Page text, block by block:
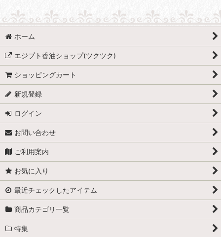
シングル香油(花,果実,ムスク,鉱物など)
ブレンド香油(王,女王,王妃,神官)
ブレンド香油(スペシャルブレンド)
講座・体験会・WS お申し込み
ホーム
エジプト香油ショップ(ツクツク)
ショッピングカート
新規登録
ログイン
お問い合わせ
ご利用案内
お気に入り
最近チェックしたアイテム
商品カテゴリ一覧
特集